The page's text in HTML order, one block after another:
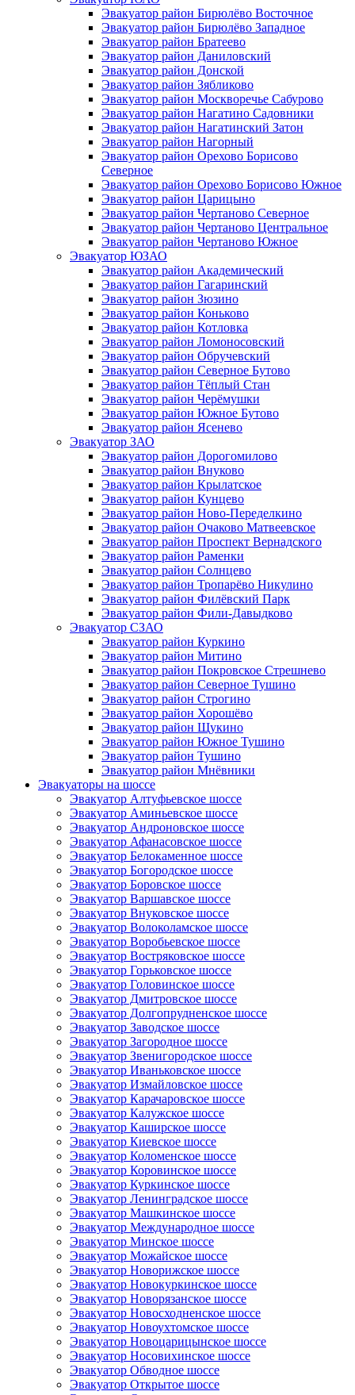
Эвакуатор район Бирюлёво Восточное
Эвакуатор район Бирюлёво Западное
Эвакуатор район Братеево
Эвакуатор район Даниловский
Эвакуатор район Донской
Эвакуатор район Зябликово
Эвакуатор район Москворечье Сабурово
Эвакуатор район Нагатино Cадовники
Эвакуатор район Нагатинский Затон
Эвакуатор район Нагорный
Эвакуатор район Орехово Борисово
Северное
Эвакуатор район Орехово Борисово Южное
Эвакуатор район Царицыно
Эвакуатор район Чертаново Северное
Эвакуатор район Чертаново Центральное
Эвакуатор район Чертаново Южное
Эвакуатор ЮЗАО
Эвакуатор район Академический
Эвакуатор район Гагаринский
Эвакуатор район Зюзино
Эвакуатор район Коньково
Эвакуатор район Котловка
Эвакуатор район Ломоносовский
Эвакуатор район Обручевский
Эвакуатор район Северное Бутово
Эвакуатор район Тёплый Стан
Эвакуатор район Черёмушки
Эвакуатор район Южное Бутово
Эвакуатор район Ясенево
Эвакуатор ЗАО
Эвакуатор район Дорогомилово
Эвакуатор район Внуково
Эвакуатор район Крылатское
Эвакуатор район Кунцево
Эвакуатор район Ново-Переделкино
Эвакуатор район Очаково Матвеевское
Эвакуатор район Проспект Вернадского
Эвакуатор район Раменки
Эвакуатор район Солнцево
Эвакуатор район Тропарёво Никулино
Эвакуатор район Филёвский Парк
Эвакуатор район Фили-Давыдково
Эвакуатор СЗАО
Эвакуатор район Куркино
Эвакуатор район Митино
Эвакуатор район Покровское Стрешнево
Эвакуатор район Северное Тушино
Эвакуатор район Строгино
Эвакуатор район Хорошёво
Эвакуатор район Щукино
Эвакуатор район Южное Тушино
Эвакуатор район Тушино
Эвакуатор район Мнёвники
Эвакуаторы на шоссе
Эвакуатор Алтуфьевское шоссе
Эвакуатор Аминьевское шоссе
Эвакуатор Андроновское шоссе
Эвакуатор Афанасовское шоссе
Эвакуатор Белокаменное шоссе
Эвакуатор Богородское шоссе
Эвакуатор Боровское шоссе
Эвакуатор Варшавское шоссе
Эвакуатор Внуковское шоссе
Эвакуатор Волоколамское шоссе
Эвакуатор Воробьевское шоссе
Эвакуатор Востряковское шоссе
Эвакуатор Горьковское шоссе
Эвакуатор Головинское шоссе
Эвакуатор Дмитровское шоссе
Эвакуатор Долгопрудненское шоссе
Эвакуатор Заводское шоссе
Эвакуатор Загородное шоссе
Эвакуатор Звенигородское шоссе
Эвакуатор Иваньковское шоссе
Эвакуатор Измайловское шоссе
Эвакуатор Карачаровское шоссе
Эвакуатор Калужское шоссе
Эвакуатор Каширское шоссе
Эвакуатор Киевское шоссе
Эвакуатор Коломенское шоссе
Эвакуатор Коровинское шоссе
Эвакуатор Куркинское шоссе
Эвакуатор Ленинградское шоссе
Эвакуатор Машкинское шоссе
Эвакуатор Международное шоссе
Эвакуатор Минское шоссе
Эвакуатор Можайское шоссе
Эвакуатор Новорижское шоссе
Эвакуатор Новокуркинское шоссе
Эвакуатор Новорязанское шоссе
Эвакуатор Новосходненское шоссе
Эвакуатор Новоухтомское шоссе
Эвакуатор Новоцарицынское шоссе
Эвакуатор Носовихинское шоссе
Эвакуатор Обводное шоссе
Эвакуатор Открытое шоссе